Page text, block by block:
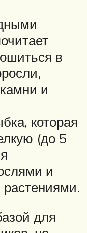
в
и
которая
(до 5
и
для